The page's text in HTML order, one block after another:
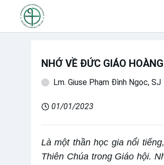
NHỚ VỀ ĐỨC GIÁO
Lm. Giuse Phạm Đình Ngọc, SJ
01/01/2023
Là một thần học gia nổi
Thiên Chúa trong Giáo hội.